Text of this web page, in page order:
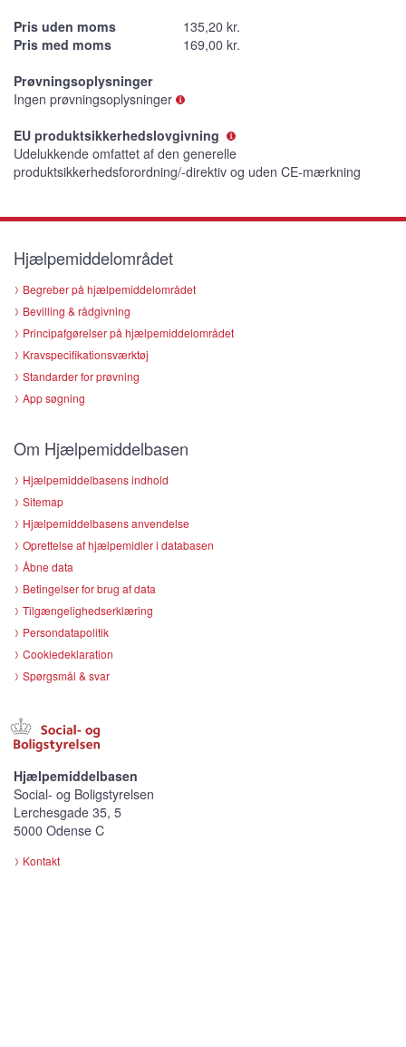
Pris uden moms
135,20 kr.
Pris med moms
169,00 kr.
Prøvningsoplysninger
Ingen prøvningsoplysninger
EU produktsikkerhedslovgivning
Udelukkende omfattet af den generelle
produktsikkerhedsforordning/-direktiv og uden CE-mærkning
Hjælpemiddelområdet
Begreber på hjælpemiddelområdet
Bevilling & rådgivning
Principafgørelser på hjælpemiddelområdet
Kravspecifikationsværktøj
Standarder for prøvning
App søgning
Om Hjælpemiddelbasen
Hjælpemiddelbasens indhold
Sitemap
Hjælpemiddelbasens anvendelse
Oprettelse af hjælpemidler i databasen
Åbne data
Betingelser for brug af data
Tilgængelighedserklæring
Persondatapolitik
Cookiedeklaration
Spørgsmål & svar
Hjælpemiddelbasen
Social- og Boligstyrelsen
Lerchesgade 35, 5
5000 Odense C
Kontakt